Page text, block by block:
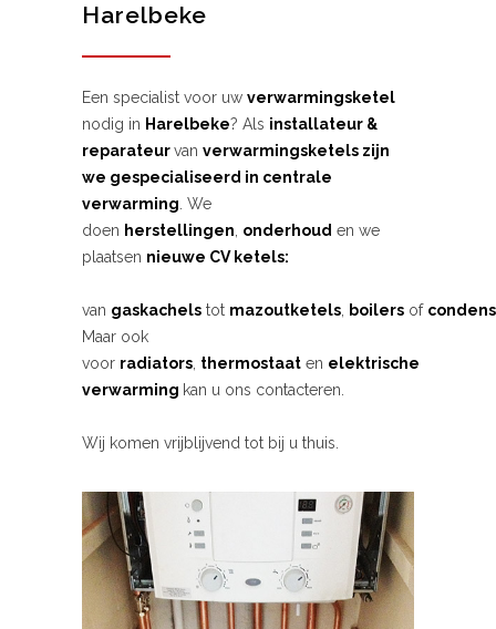
Harelbeke
Een specialist voor uw verwarmingsketel
nodig in Harelbeke? Als installateur &
reparateurvan verwarmingsketels zijn
we gespecialiseerd in centrale
verwarming . We
doen herstellingen onderhoud en we
plaatsen nieuwe CV ketels:
van gaskachels tot mazoutketels boilers of
Maar ook
voor radiators thermostaat en elektrische
verwarming kan u ons contacteren.
Wij komen vrijblijvend tot bij u thuis.